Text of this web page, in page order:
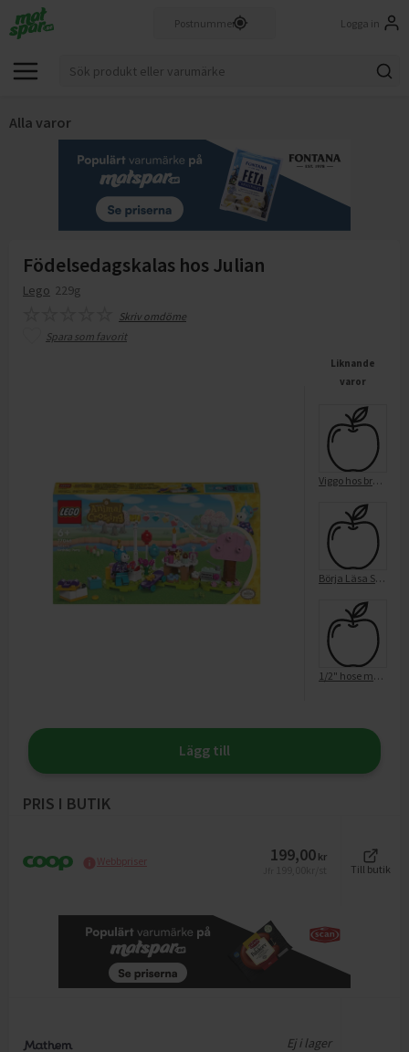
Logga in
Alla varor
Födelsedagskalas hos Julian
Lego 229g
Skriv omdöme
Spara som favorit
Liknande
varor
Viggo hos brandkåren/Ordalaget Bok
Börja Läsa Spidey - Hemma hos Iron
1/2" hose mender
Lägg till
PRIS I BUTIK
Webbpriser 199,00 kr
Till butik
Ej i lager